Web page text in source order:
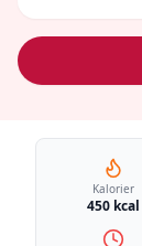
Kalorier
450 kcal